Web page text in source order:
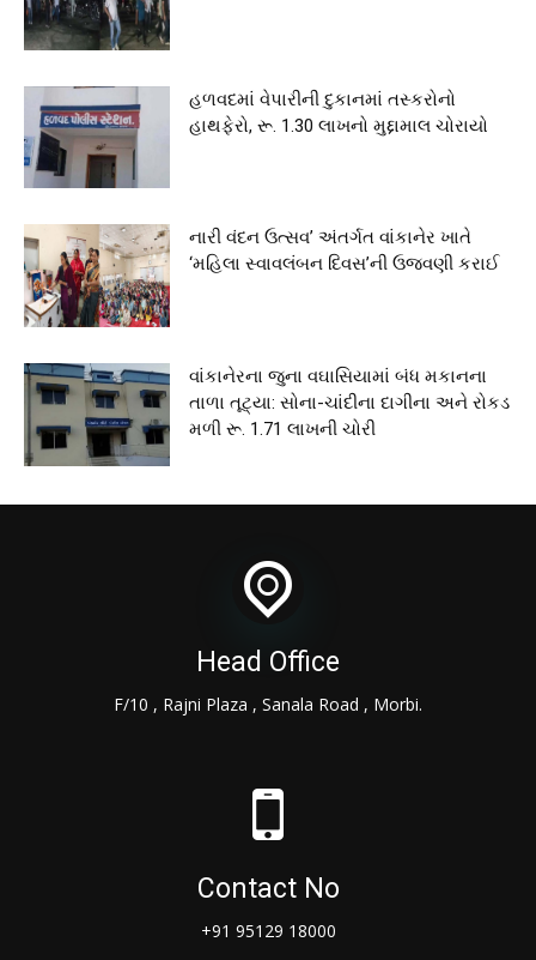
હળવદમાં વેપારીની દુકાનમાં તસ્કરોનો
હાથફેરો, રૂ. 1.30 લાખનો મુદ્દામાલ ચોરાયો
નારી વંદન ઉત્સવ’ અંતર્ગત વાંકાનેર ખાતે
‘મહિલા સ્વાવલંબન દિવસ’ની ઉજવણી કરાઈ
વાંકાનેરના જુના વઘાસિયામાં બંધ મકાનના
તાળા તૂટ્યા: સોના-ચાંદીના દાગીના અને રોકડ
મળી રૂ. 1.71 લાખની ચોરી
Head Office
F/10 , Rajni Plaza , Sanala Road , Morbi.
Contact No
+91 95129 18000